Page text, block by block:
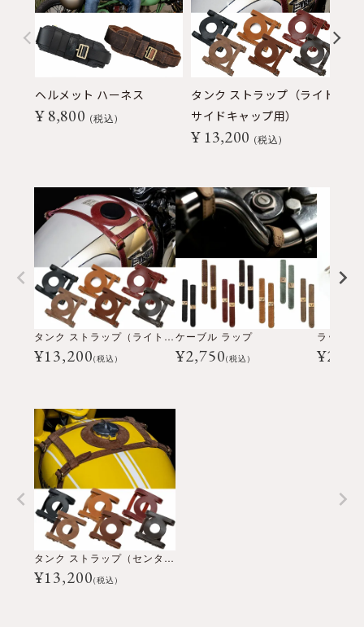
ヘルメット ハーネス
¥ 8,800 税込
タンク ストラップ（ライト
サイドキャップ用）
¥ 13,200 税込
タンク ストラップ（ライトサイドキャップ用）
¥13,200(税込)
ケーブル ラップ
¥2,750(税込)
ラップ
¥
タンク ストラップ（センターキャップ用）
¥13,200(税込)